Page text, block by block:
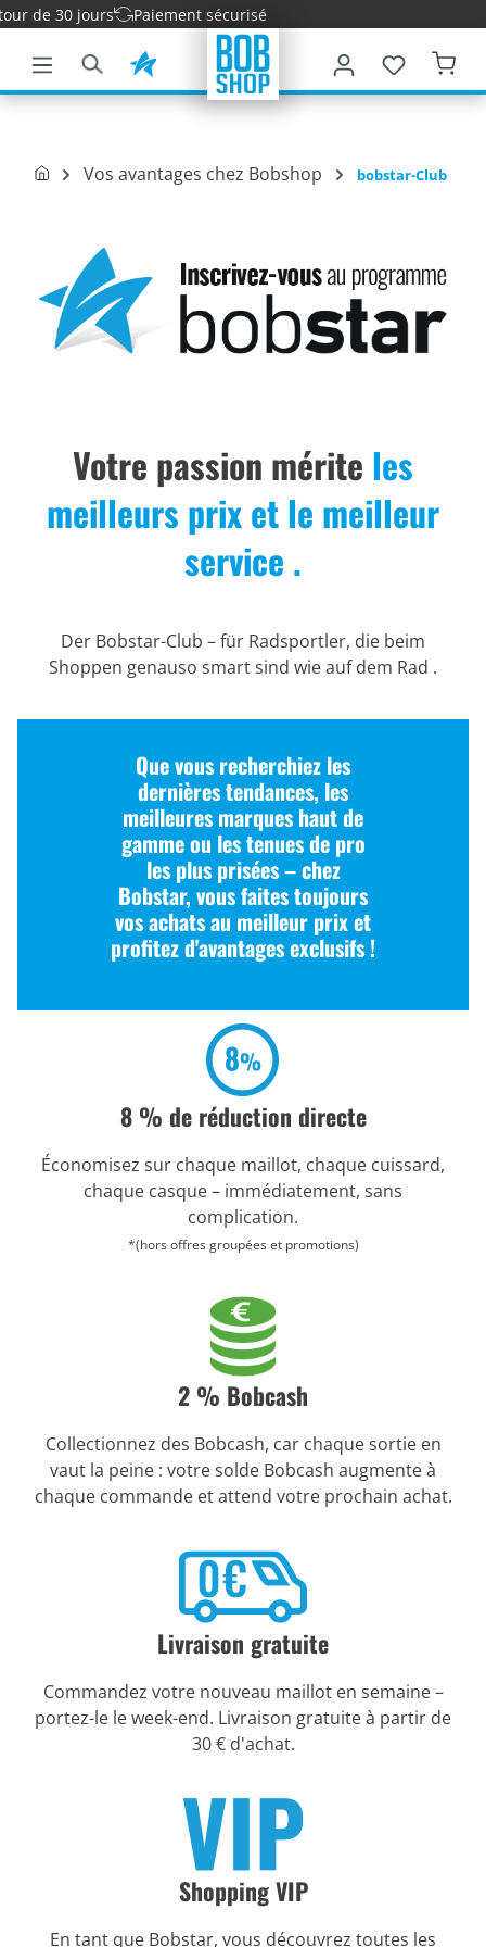
principal
de 30 jours Paiement sécurisé
Vos avantages chez Bobshop bobstar-Club
Votre passion mérite les
meilleurs prix et le meilleur
service .
Der Bobstar-Club – für Radsportler, die beim
Shoppen genauso smart sind wie auf dem Rad .
Que vous recherchiez les
dernières tendances, les
meilleures marques haut de
gamme ou les tenues de pro
les plus prisées – chez
Bobstar, vous faites toujours
vos achats au meilleur prix et
profitez d'avantages exclusifs !
8 % de réduction directe
Économisez sur chaque maillot, chaque cuissard,
chaque casque – immédiatement, sans
complication.
*(hors offres groupées et promotions)
2 % Bobcash
Collectionnez des Bobcash, car chaque sortie en
vaut la peine : votre solde Bobcash augmente à
chaque commande et attend votre prochain achat.
Livraison gratuite
Commandez votre nouveau maillot en semaine –
portez-le le week-end. Livraison gratuite à partir de
30 € d'achat.
Shopping VIP
En tant que Bobstar, vous découvrez toutes les